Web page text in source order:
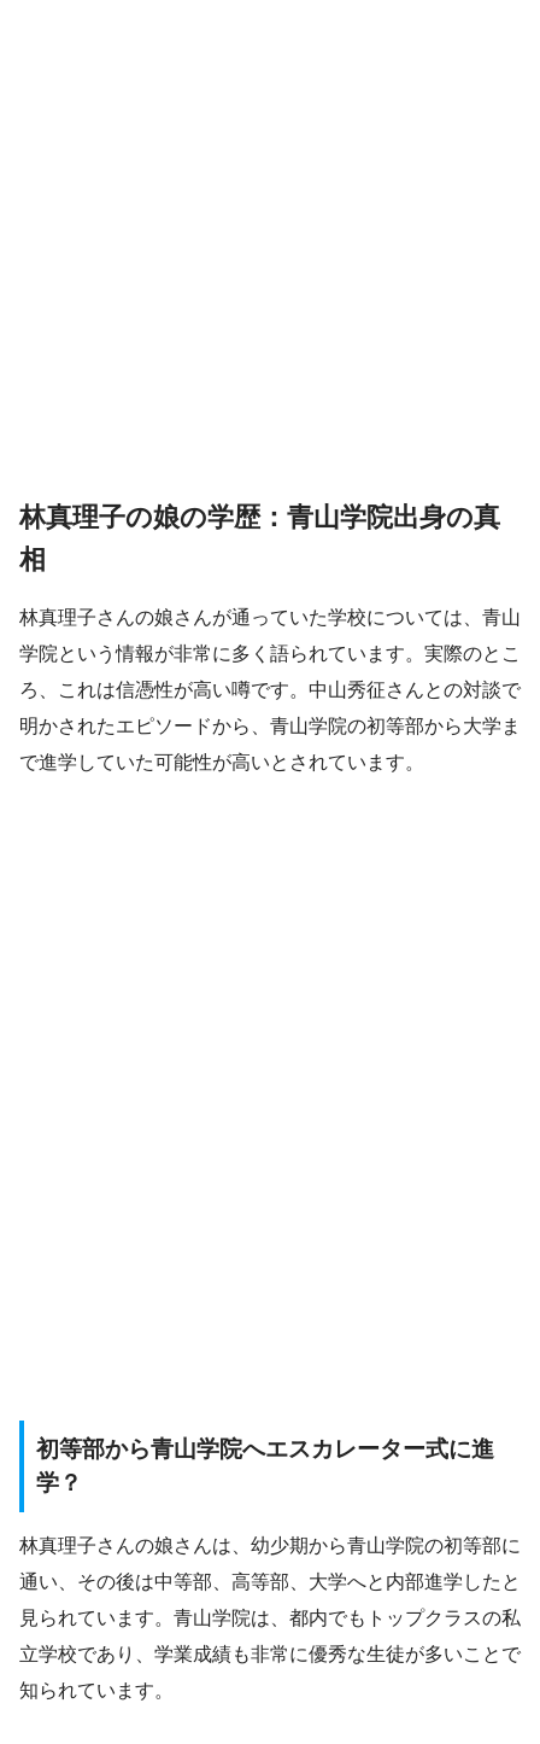
林真理子の娘の学歴：青山学院出身の真
相
林真理子さんの娘さんが通っていた学校については、青山
学院という情報が非常に多く語られています。実際のとこ
ろ、これは信憑性が高い噂です。中山秀征さんとの対談で
明かされたエピソードから、青山学院の初等部から大学ま
で進学していた可能性が高いとされています。
初等部から青山学院へエスカレーター式に進
学？
林真理子さんの娘さんは、幼少期から青山学院の初等部に
通い、その後は中等部、高等部、大学へと内部進学したと
見られています。青山学院は、都内でもトップクラスの私
立学校であり、学業成績も非常に優秀な生徒が多いことで
知られています。